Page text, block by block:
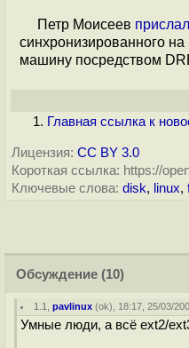
Петр Моисеев прислал
синхронизированного
машину посредством
Главная ссылка к
Лицензия: CC BY 3.0
Короткая ссылка: https://
Ключевые слова: disk, linux,
Обсуждение (10)
1.1 ,pavlinux (ok), 18:17, 25/03/
Умные люди, а всё ext2/